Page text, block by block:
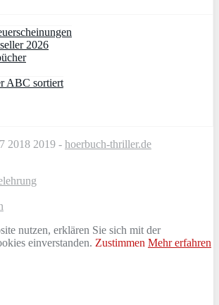
2026
ABC sortiert
2018 2019 - hoerbuch-thriller.de
nutzen, erklären Sie sich mit der
einverstanden. Zustimmen Mehr erfahren